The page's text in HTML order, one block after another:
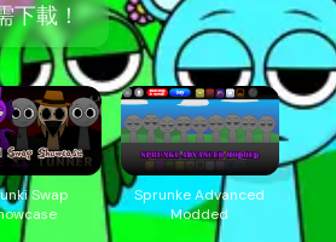
下載！
Swap
Sprunke Advanced
Modded